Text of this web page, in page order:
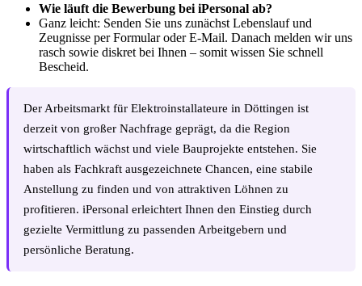
Wie läuft die Bewerbung bei iPersonal ab?
Ganz leicht: Senden Sie uns zunächst Lebenslauf und
Zeugnisse per Formular oder E-Mail. Danach melden wir uns
rasch sowie diskret bei Ihnen – somit wissen Sie schnell
Bescheid.
Der Arbeitsmarkt für Elektroinstallateure in Döttingen ist
derzeit von großer Nachfrage geprägt, da die Region
wirtschaftlich wächst und viele Bauprojekte entstehen. Sie
haben als Fachkraft ausgezeichnete Chancen, eine stabile
Anstellung zu finden und von attraktiven Löhnen zu
profitieren. iPersonal erleichtert Ihnen den Einstieg durch
gezielte Vermittlung zu passenden Arbeitgebern und
persönliche Beratung.